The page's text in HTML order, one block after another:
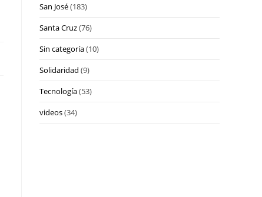
San José(183)
Santa Cruz(76)
Sin categoría(10)
Solidaridad (9)
Tecnología(53)
videos(34)